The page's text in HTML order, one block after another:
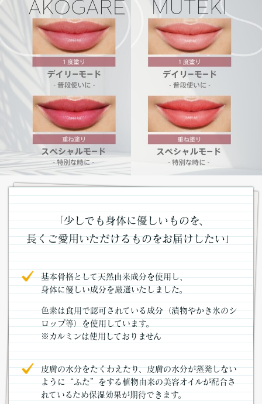
「少しでも身体に優しいものを、
長くご愛用いただけるものをお届けしたい」
基本骨格として天然由来成分を使用し、
身体に優しい成分を厳選いたしました。
色素は食用で認可されている成分（漬物やかき氷のシ
ロップ等）を使用しています。
※カルミンは使用しておりません
皮膚の水分をたくわえたり、皮膚の水分が蒸発しない
ように“ふた”をする植物由来の美容オイルが配合さ
れているため保湿効果が期待できます。